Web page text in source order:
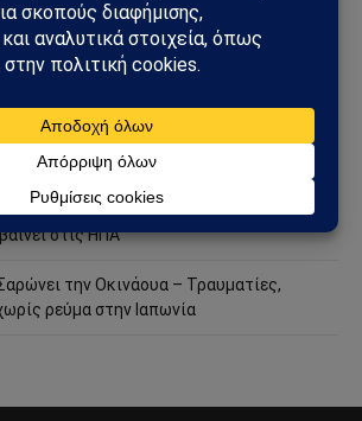
μεγάλο όπλο στρατηγικής ισχύος του
ελεγχόμενο Κασμίρ: Νεκροί,
υπό τη σκιά μιας βαθιάς κρίσης
Υπουργείο Δικαιοσύνης η υπόθεσή του –
στις ΗΠΑ
την Οκινάουα – Τραυματίες,
ρεύμα στην Ιαπωνία